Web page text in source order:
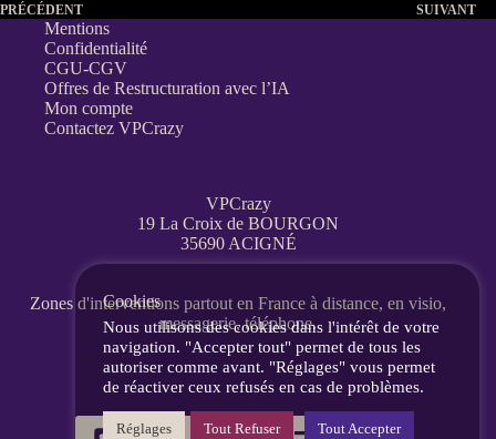
PRÉCÉDENT SUIVANT
Mentions
Confidentialité
CGU-CGV
Offres de Restructuration avec l’IA
Mon compte
Contactez VPCrazy
VPCrazy
19 La Croix de BOURGON
35690 ACIGNÉ
Zones d'interventions partout en France à distance, en visio,
messagerie, téléphone.
Cookies
Nous utilisons des cookies dans l'intérêt de votre
navigation. "Accepter tout" permet de tous les
autoriser comme avant. "Réglages" vous permet
de réactiver ceux refusés en cas de problèmes.
Réglages Tout Refuser Tout Accepter